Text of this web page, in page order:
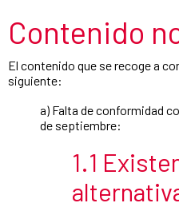
Contenido
El contenido que se recoge a
siguiente:
a) Falta de conformidad
de septiembre:
1.1